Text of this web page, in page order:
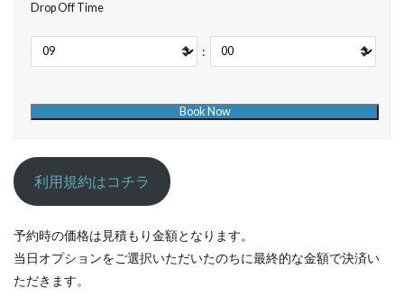
Drop Off Time
:
利用規約はコチラ
予約時の価格は見積もり金額となります。
当日オプションをご選択いただいたのちに最終的な金額で決済い
ただきます。